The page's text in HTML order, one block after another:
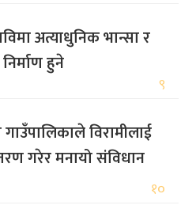
अत्याधुनिक भान्सा र
हुने
९
विरामीलाई
गरेर मनायो संविधान
१०